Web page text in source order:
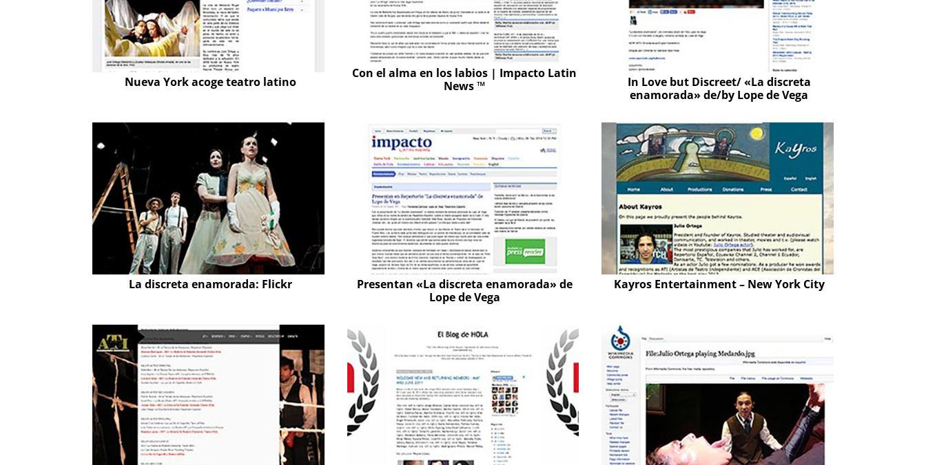
Nueva York acoge teatro latino
Con el alma en los labios | Impacto Latin
News ™
In Love but Discreet/ «La discreta
enamorada» de/by Lope de Vega
La discreta enamorada: Flickr
Presentan «La discreta enamorada» de
Lope de Vega
Kayros Entertainment – New York City